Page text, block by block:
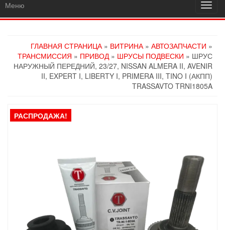
Меню
ГЛАВНАЯ СТРАНИЦА» ВИТРИНА» АВТОЗАПЧАСТИ »
ТРАНСМИССИЯ » ПРИВОД» ШРУСЫ ПОДВЕСКИ » ШРУС
НАРУЖНЫЙ ПЕРЕДНИЙ, 23/27, NISSAN ALMERA II, AVENIR
II, EXPERT I, LIBERTY I, PRIMERA III, TINO I (АКПП)
TRASSAVTO TRNI1805A
РАСПРОДАЖА!